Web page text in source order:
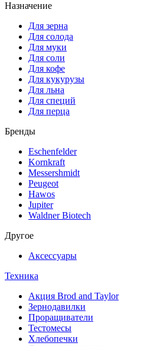
Назначение
Для зерна
Для солода
Для муки
Для соли
Для кофе
Для кукурузы
Для льна
Для специй
Для перца
Бренды
Eschenfelder
Kornkraft
Messershmidt
Peugeot
Hawos
Jupiter
Waldner Biotech
Другое
Аксессуары
Техника
Акция Brod and Taylor
Зернодавилки
Проращиватели
Тестомесы
Хлебопечки